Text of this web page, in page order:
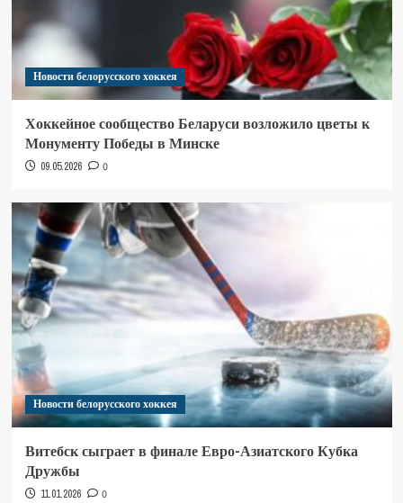
Новости белорусского хоккея
Хоккейное сообщество Беларуси возложило цветы к
Монументу Победы в Минске
09.05.2026 0
Новости белорусского хоккея
Витебск сыграет в финале Евро-Азиатского Кубка
Дружбы
11.01.2026 0